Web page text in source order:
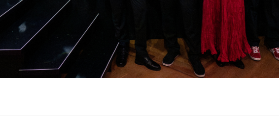
Diese Seite wird mit Internet Explorer
nicht optimal dargestellt. Bitte
verwenden Sie einen anderen Browser.
PRO
Industry-
Social
Verein
SGSF
Mitgliedschaft